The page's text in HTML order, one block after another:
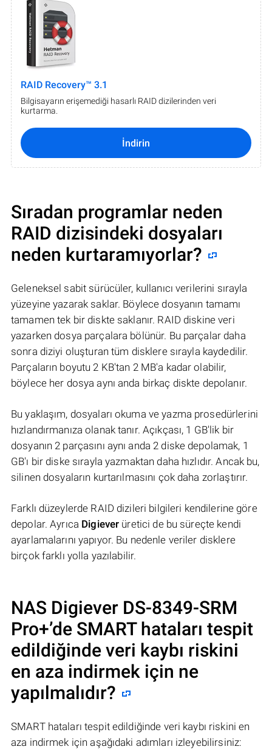
RAID Recovery™ 3.1
Bilgisayarın erişemediği hasarlı RAID dizilerinden veri
kurtarma.
İndirin
Sıradan programlar neden
RAID dizisindeki dosyaları
neden kurtaramıyorlar?
Geleneksel sabit sürücüler, kullanıcı verilerini sırayla
yüzeyine yazarak saklar. Böylece dosyanın tamamı
tamamen tek bir diskte saklanır. RAID diskine veri
yazarken dosya parçalara bölünür. Bu parçalar daha
sonra diziyi oluşturan tüm disklere sırayla kaydedilir.
Parçaların boyutu 2 KB'tan 2 MB'a kadar olabilir,
böylece her dosya aynı anda birkaç diskte depolanır.
Bu yaklaşım, dosyaları okuma ve yazma prosedürlerini
hızlandırmanıza olanak tanır. Açıkçası, 1 GB'lik bir
dosyanın 2 parçasını aynı anda 2 diske depolamak, 1
GB'ı bir diske sırayla yazmaktan daha hızlıdır. Ancak bu,
silinen dosyaların kurtarılmasını çok daha zorlaştırır.
Farklı düzeylerde RAID dizileri bilgileri kendilerine göre
depolar. Ayrıca Digiever üretici de bu süreçte kendi
ayarlamalarını yapıyor. Bu nedenle veriler disklere
birçok farklı yolla yazılabilir.
NAS Digiever DS-8349-SRM
Pro+’de SMART hataları tespit
edildiğinde veri kaybı riskini
en aza indirmek için ne
yapılmalıdır?
SMART hataları tespit edildiğinde veri kaybı riskini en
aza indirmek için aşağıdaki adımları izleyebilirsiniz: